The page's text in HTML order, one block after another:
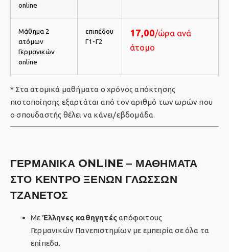
online
Μάθημα 2
ατόμων
Γερμανικών
online
επιπέδου
Γ1-Γ2
17,00/ώρα ανά
άτομο
* Στα ατομικά μαθήματα ο χρόνος απόκτησης
πιστοποίησης εξαρτάται από τον αριθμό των ωρών που
ο σπουδαστής θέλει να κάνει/εβδομάδα.
ΓΕΡΜΑΝΙΚΑ ONLINE – ΜΑΘΗΜΑΤΑ
ΣΤΟ ΚΕΝΤΡΟ ΞΕΝΩΝ ΓΛΩΣΣΩΝ
ΤΖΑΝΕΤΟΣ
ΜεΈλληνες καθηγητέςαπόφοιτους
Γερμανικών Πανεπιστημίωνμε εμπειρία σε όλα τα
επίπεδα.